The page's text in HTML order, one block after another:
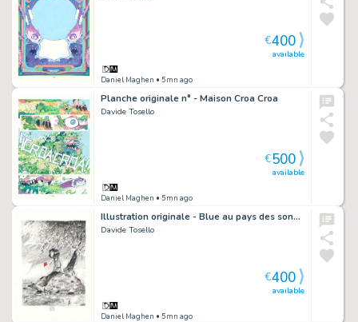
Daniel Maghen • 5mn ago
available
€400
Planche originale n° - Maison Croa Croa
Davide Tosello
Daniel Maghen • 5mn ago
available
€500
Illustration originale - Blue au pays des songes
Davide Tosello
Daniel Maghen • 5mn ago
available
€400